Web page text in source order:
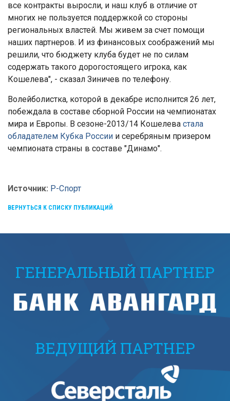
все контракты выросли, и наш клуб в отличие от
многих не пользуется поддержкой со стороны
региональных властей. Мы живем за счет помощи
наших партнеров. И из финансовых соображений мы
решили, что бюджету клуба будет не по силам
содержать такого дорогостоящего игрока, как
Кошелева", - сказал Зиничев по телефону.
Волейболистка, которой в декабре исполнится 26 лет,
побеждала в составе сборной России на чемпионатах
мира и Европы. В сезоне-2013/14 Кошелева стала
обладателем Кубка России и серебряным призером
чемпионата страны в составе "Динамо".
Источник: Р-Спорт
ВЕРНУТЬСЯ К СПИСКУ ПУБЛИКАЦИЙ
ГЕНЕРАЛЬНЫЙ ПАРТНЕР
ВЕДУЩИЙ ПАРТНЕР